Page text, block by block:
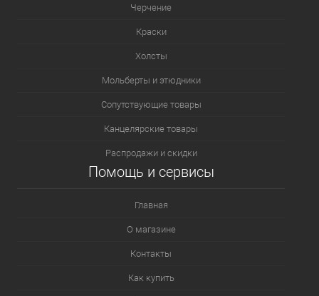
Черчение
Краски
Холсты
Мольберты и этюдники
Сопутствующие товары
Канцелярские товары
Распродажи и скидки
Помощь и сервисы
Главная
О магазине
Контакты
Как купить